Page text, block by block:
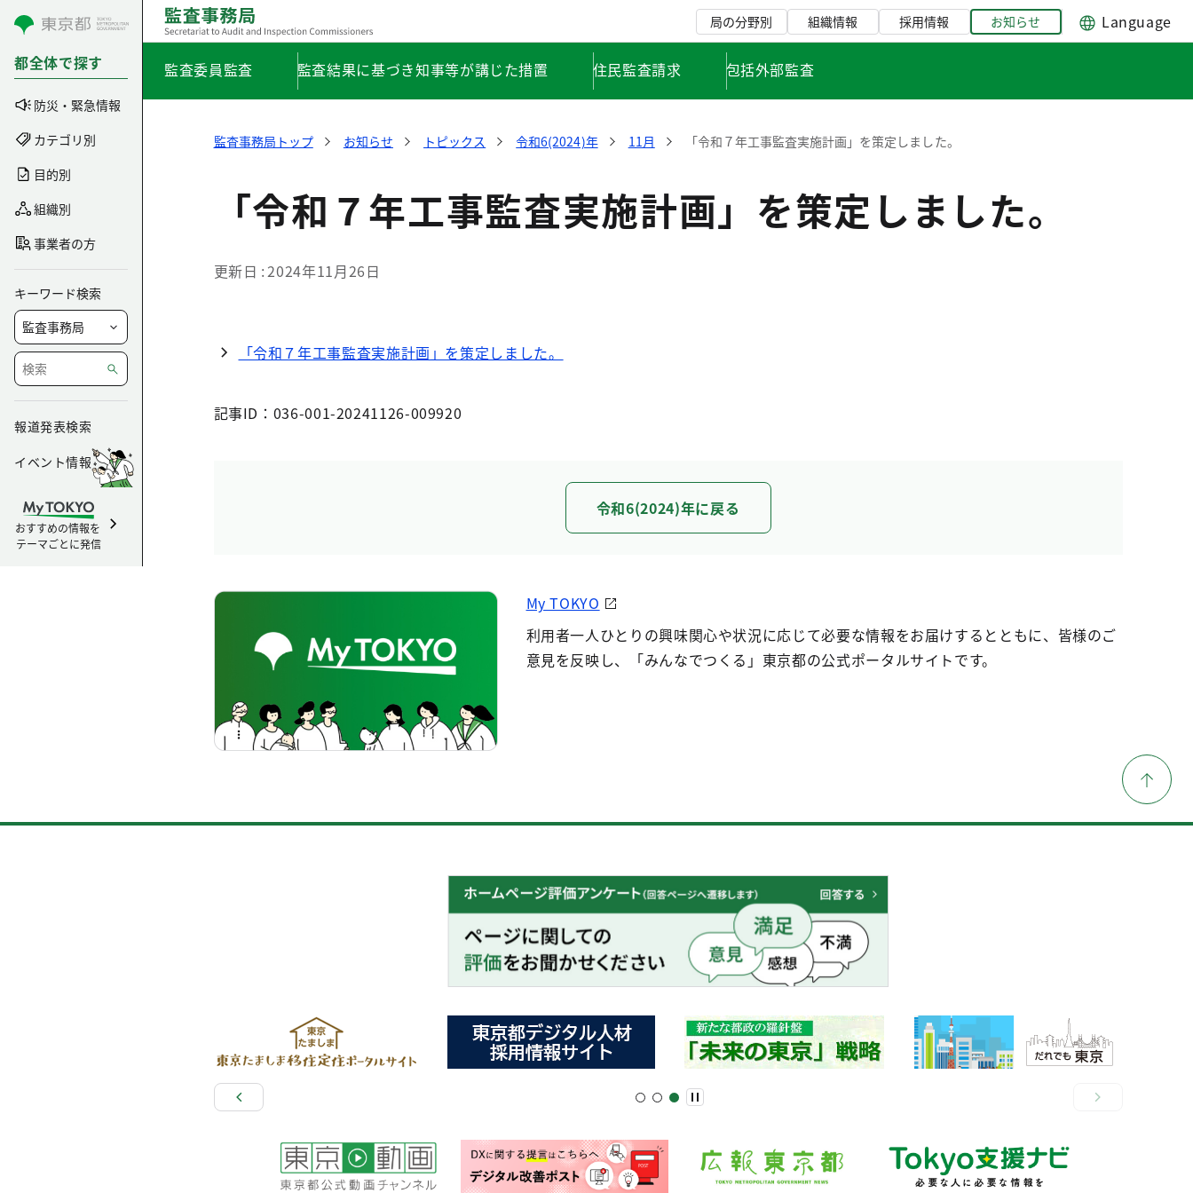
コンテンツにスキップ
都全体で探す
防災・緊急情報
カテゴリ別
目的別
組織別
事業者の方
キーワード検索
報道発表検索
イベント情報
おすすめの情報を
テーマごとに発信
局の分野別 組織情報 採用情報 お知らせ Language
監査委員監査 監査結果に基づき知事等が講じた措置 住民監査請求 包括外部監査
監査事務局トップ お知らせ トピックス 令和6(2024)年 11月 「令和７年工事監査実施計画」を策定しました。
「令和７年工事監査実施計画」を策定しました。
更新日 2024年11月26日
「令和７年工事監査実施計画」を策定しました。
記事ID：036-001-20241126-009920
令和6(2024)年に戻る
My TOKYO
利用者一人ひとりの興味関心や状況に応じて必要な情報をお届けするとともに、皆様のご
意見を反映し、「みんなでつくる」東京都の公式ポータルサイトです。